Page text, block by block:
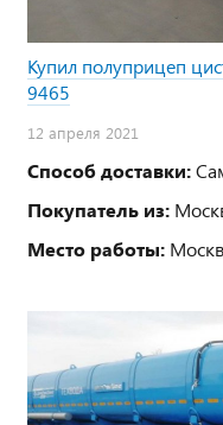
Купил полуприцеп
9465
12 апреля 2021
Способ доставки:
Покупатель из:
Место работы: